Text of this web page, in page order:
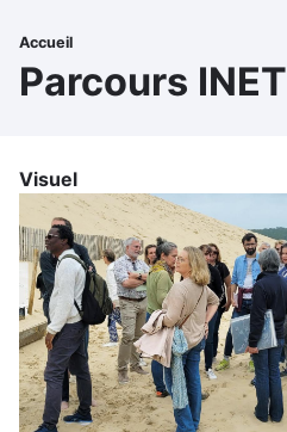
au
contenu
principal
Fil
Accueil
Parcours INET
Visuel